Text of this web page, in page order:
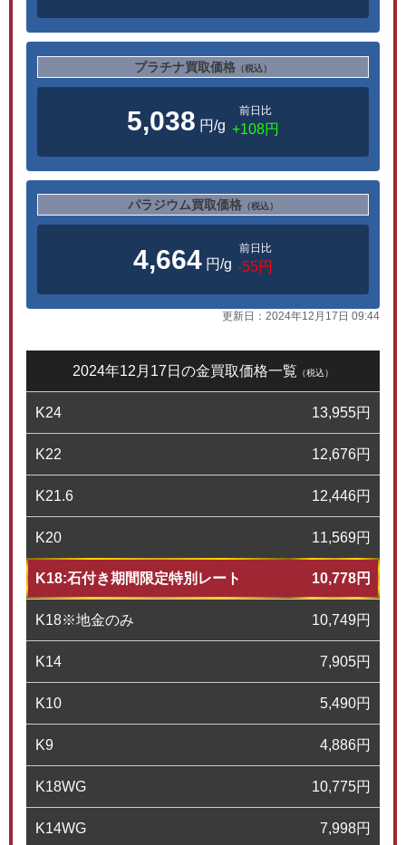
プラチナ買取価格 （税込）
5,038 円/g
前日比
+108円
パラジウム買取価格 （税込）
4,664 円/g
前日比
-55円
更新日： 2024年12月17日 09:44
2024年12月17日の金買取価格一覧 （税込）
K24 13,955円
K22 12,676円
K21.6 12,446円
K20 11,569円
K18:石付き期間限定特別レート 10,778円
K18※地金のみ 10,749円
K14 7,905円
K10 5,490円
K9 4,886円
K18WG 10,775円
K14WG 7,998円